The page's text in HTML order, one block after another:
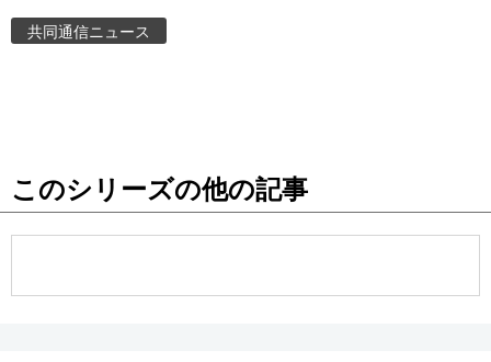
東京
共同通信ニュース
このシリーズの他の記事